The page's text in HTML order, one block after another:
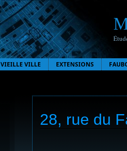
VIEILLE VILLE EXTENSIONS
28, rue du